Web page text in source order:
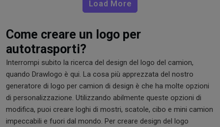
Load More
Come creare un logo per
autotrasporti?
Interrompi subito la ricerca del design del logo del camion,
quando Drawlogo è qui. La cosa più apprezzata del nostro
generatore di logo per camion di design è che ha molte opzioni
di personalizzazione. Utilizzando abilmente queste opzioni di
modifica, puoi creare loghi di mostri, scatole, cibo e mini camion
impeccabili e fuori dal mondo. Per creare design del logo